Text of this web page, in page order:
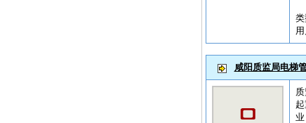
类
用
咸阳质监局电梯